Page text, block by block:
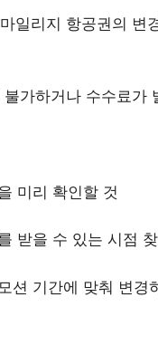
일리지 항공권의 변
가하거나 수수료가
미리 확인할 것
받을 수 있는 시점
션 기간에 맞춰 변경